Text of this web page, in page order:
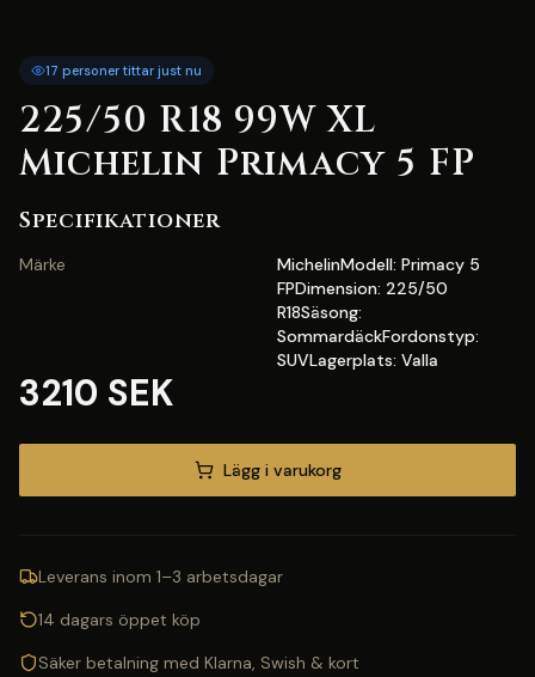
17 personer tittar just nu
225/50 R18 99W XL
Michelin Primacy 5 FP
Specifikationer
Märke
MichelinModell: Primacy 5
FPDimension: 225/50
R18Säsong:
SommardäckFordonstyp:
SUVLagerplats: Valla
3210 SEK
Lägg i varukorg
Leverans inom 1–3 arbetsdagar
14 dagars öppet köp
Säker betalning med Klarna, Swish & kort